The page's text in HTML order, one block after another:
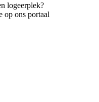
logeerplek?
op ons portaal